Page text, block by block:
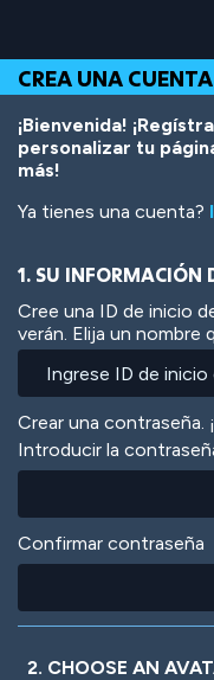
Top
of
Page
Navigation
Main
Content
Footer
contenido
principal
CREA UNA
¡Bienvenida!
personalizar tu
más!
Ya tienes una cuenta?
1. SU INFORMACIÓN
Cree una ID de inicio
verán. Elija un nombre
Crear una contraseña.
Introducir la
Confirmar contraseña
2. CHOOSE AN